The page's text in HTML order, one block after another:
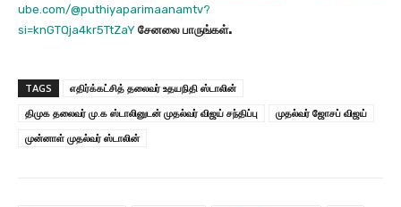
ube.com/@puthiyaparimaanamtv?
si=knGTQja4kr5TtZaY சேனலை பாருங்கள்.
TAGS
எதிர்க்கட்சித் தலைவர் உதயநிதி ஸ்டாலின்
திமுக தலைவர் மு.க ஸ்டாலினுடன் முதல்வர் விஜய் சந்திப்பு
முதல்வர் ஜோசப் விஜய்
முன்னாள் முதல்வர் ஸ்டாலின்